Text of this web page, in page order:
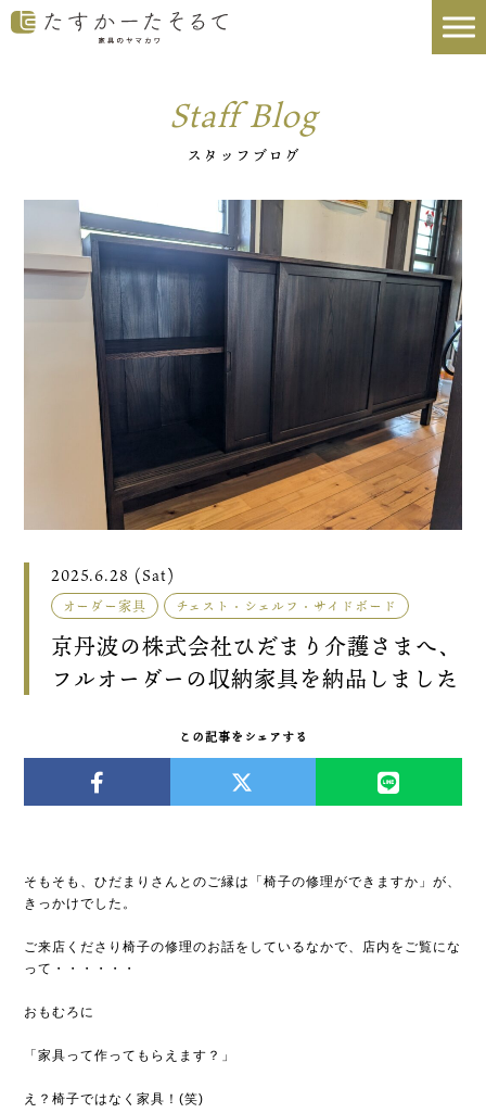
Staff Blog
スタッフブログ
2025.6.28 (Sat)
オーダー家具 チェスト・シェルフ・サイドボード
京丹波の株式会社ひだまり介護さまへ、
フルオーダーの収納家具を納品しました
この記事をシェアする
そもそも、ひだまりさんとのご縁は「椅子の修理ができますか」が、
きっかけでした。
ご来店くださり椅子の修理のお話をしているなかで、店内をご覧にな
って・・・・・・
おもむろに
「家具って作ってもらえます？」
え？椅子ではなく家具！(笑)